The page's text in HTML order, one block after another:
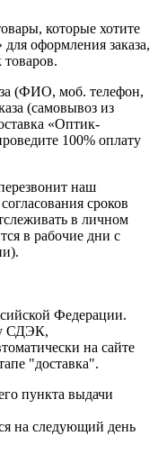
которые хотите
для оформления заказа,
(ФИО, моб. телефон,
(самовывоз из
«Оптик-
100% оплату
наш
сроков
в личном
в рабочие дни с
Федерации.
СДЭК,
на сайте
"доставка".
пункта выдачи
на следующий день